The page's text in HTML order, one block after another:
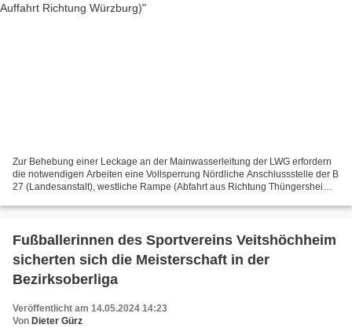
Zur Behebung einer Leckage an der Mainwasserleitung der LWG erfordern
die notwendigen Arbeiten eine Vollsperrung Nördliche Anschlussstelle der B
27 (Landesanstalt), westliche Rampe (Abfahrt aus Richtung Thüngersheim,
Fußballerinnen des Sportvereins Veitshöchheim
sicherten sich die Meisterschaft in der
Bezirksoberliga
Veröffentlicht am 14.05.2024 14:23
Von Dieter Gürz